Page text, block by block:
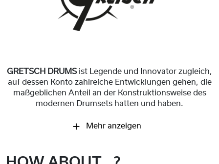
GRETSCH DRUMS ist Legende und Innovator zugleich,
auf dessen Konto zahlreiche Entwicklungen gehen, die
maßgeblichen Anteil an der Konstruktionsweise des
modernen Drumsets hatten und haben.
Mehr anzeigen